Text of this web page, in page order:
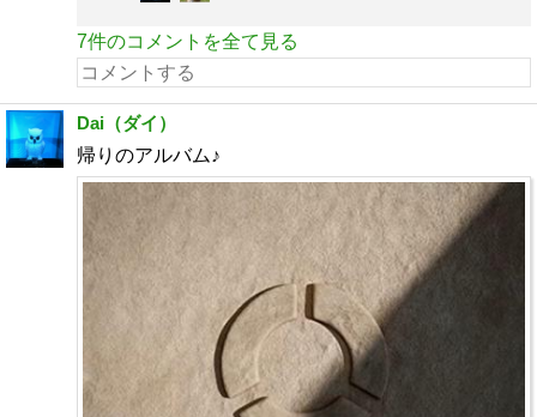
7件のコメントを全て見る
Dai（ダイ）
帰りのアルバム♪